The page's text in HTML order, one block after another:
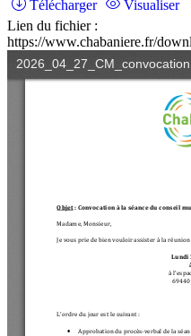
Télécharger
Visualiser
Lien du fichier :
https://www.chabaniere.fr/